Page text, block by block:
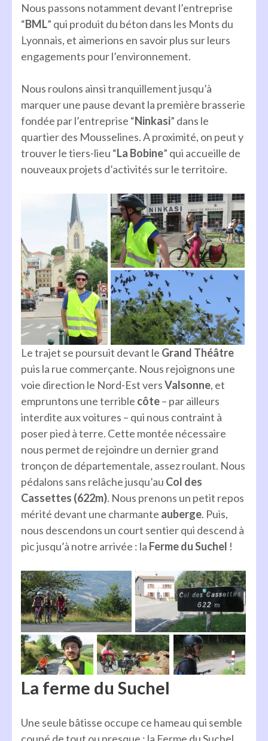
Nous passons notamment devant l’entreprise
“BML” qui produit du béton dans les Monts du
Lyonnais, et aimerions en savoir plus sur leurs
engagements pour l’environnement.
Nous roulons ainsi tranquillement jusqu’à
marquer une pause devant la première brasserie
fondée par l’entreprise “Ninkasi” dans le
quartier des Mousselines. A proximité, on peut y
trouver le tiers-lieu “La Bobine” qui accueille de
nouveaux projets d’activités sur le territoire.
Le trajet se poursuit devant le Grand Théâtre
puis la rue commerçante. Nous rejoignons une
voie direction le Nord-Est versValsonne, et
empruntons une terrible côte– par ailleurs
interdite aux voitures – qui nous contraint à
poser pied à terre. Cette montée nécessaire
nous permet de rejoindre un dernier grand
tronçon de départementale, assez roulant. Nous
pédalons sans relâche jusqu’au Col des
Cassettes (622m). Nous prenons un petit repos
mérité devant une charmante auberge. Puis,
nous descendons un court sentier qui descend à
pic jusqu’à notre arrivée : la Ferme du Suchel !
La ferme du Suchel
Une seule bâtisse occupe ce hameau qui semble